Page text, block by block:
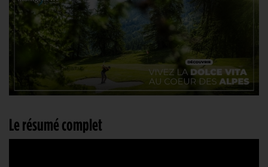
Le résumé complet